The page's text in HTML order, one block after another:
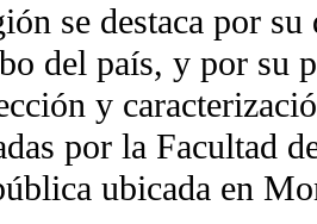
se destaca por
del país, y por su
y
por la Facultad
ubicada en